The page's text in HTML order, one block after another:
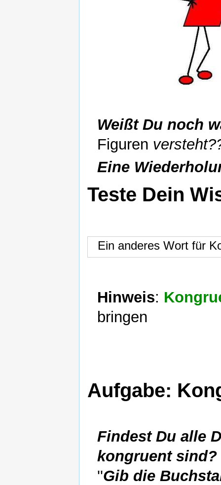
Weißt Du noch
Figuren
Eine
Teste Dein
Ein anderes Wort für
Hinweis:
bringen
Aufgabe:
Findest Du alle
kongruent sind?
''Gib die